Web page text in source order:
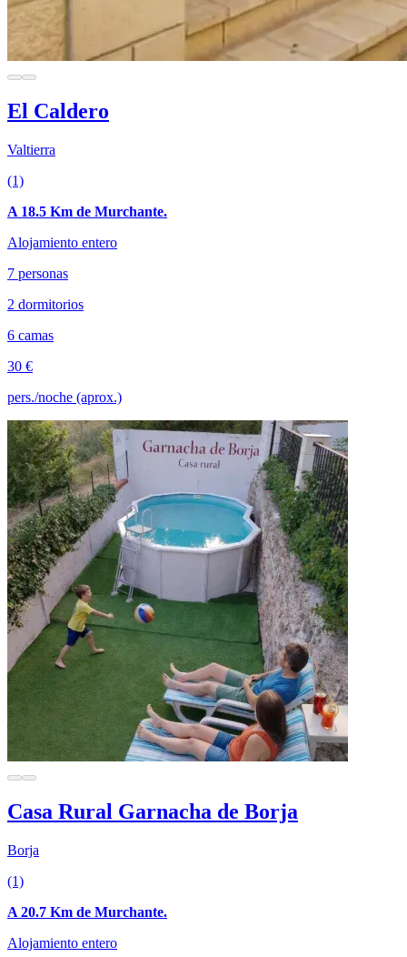
El Caldero
Valtierra
(1)
A 18.5 Km de Murchante.
Alojamiento entero
7 personas
2 dormitorios
6 camas
30 €
pers./noche (aprox.)
Casa Rural Garnacha de Borja
Borja
(1)
A 20.7 Km de Murchante.
Alojamiento entero